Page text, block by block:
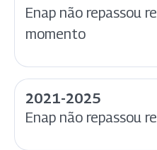
Enap não repassou
momento
2021-2025
Enap não repassou